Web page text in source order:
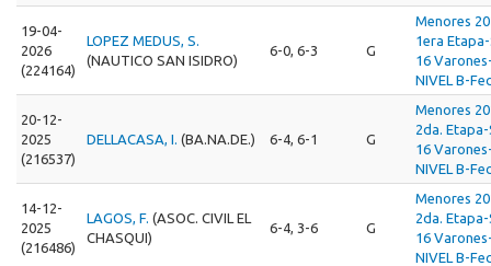
19-04-
2026
(224164)
LOPEZ MEDUS, S.
(NAUTICO SAN ISIDRO)
6-0, 6-3 G
Menores
1era
16
NIVEL B-
20-12-
2025
(216537)
DELLACASA, I. (BA.NA.DE.) 6-4, 6-1 G
Menores
2da.
16
NIVEL B-
14-12-
2025
(216486)
LAGOS, F. (ASOC. CIVIL EL
CHASQUI)
6-4, 3-6 G
Menores
2da.
16
NIVEL B-